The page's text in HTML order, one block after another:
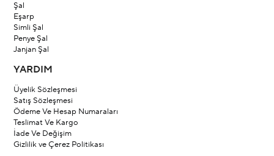
Şal
Eşarp
Simli Şal
Penye Şal
Janjan Şal
YARDIM
Üyelik Sözleşmesi
Satış Sözleşmesi
Ödeme Ve Hesap Numaraları
Teslimat Ve Kargo
İade Ve Değişim
Gizlilik ve Çerez Politikası